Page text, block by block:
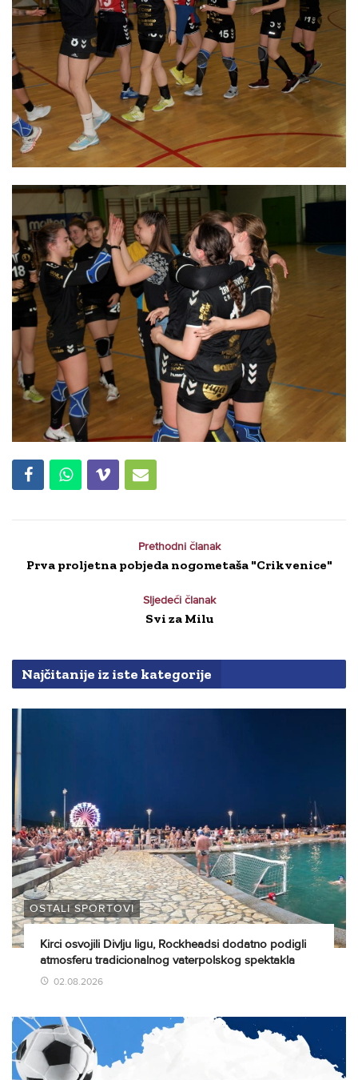
Prethodni članak
Prva proljetna pobjeda nogometaša "Crikvenice"
Sljedeći članak
Svi za Milu
Najčitanije iz iste kategorije
OSTALI SPORTOVI
Kirci osvojili Divlju ligu, Rockheadsi dodatno podigli
atmosferu tradicionalnog vaterpolskog spektakla
02.08.2026